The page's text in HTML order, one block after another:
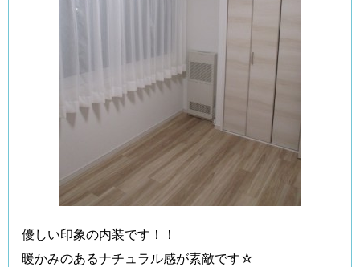
優しい印象の内装です！！
暖かみのあるナチュラル感が素敵です☆